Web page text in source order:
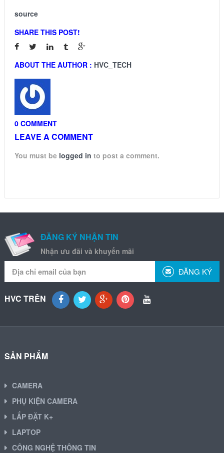
source
SHARE THIS POST!
ABOUT THE AUTHOR : HVC_TECH
0 COMMENT
LEAVE A COMMENT
You must be logged in to post a comment.
ĐĂNG KÝ NHẬN TIN
Nhận ưu đãi và khuyến mãi
ĐĂNG KÝ
HVC TRÊN
SẢN PHẨM
CAMERA
PHỤ KIỆN CAMERA
LẮP ĐẶT K+
LAPTOP
CÔNG NGHỆ THÔNG TIN